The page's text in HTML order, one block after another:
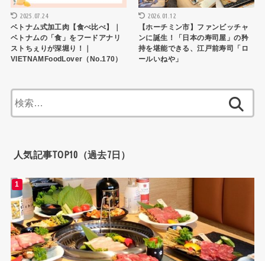
2025.07.24
ベトナム式加工肉【食べ比べ】｜
ベトナムの「食」をフードアナリ
ストちぇりが深堀り！｜
VIETNAMFoodLover（No.170）
2026.01.12
【ホーチミン市】ファンビッチャ
ンに誕生！「日本の寿司屋」の矜
持を堪能できる、江戸前寿司「ロ
ールいねや」
索:
人気記事TOP10（過去7日）